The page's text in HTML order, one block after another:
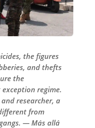
the figures
and thefts
the
regime.
researcher, a
from
— Más allá